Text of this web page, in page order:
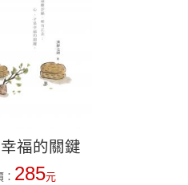
福的關鍵
285元